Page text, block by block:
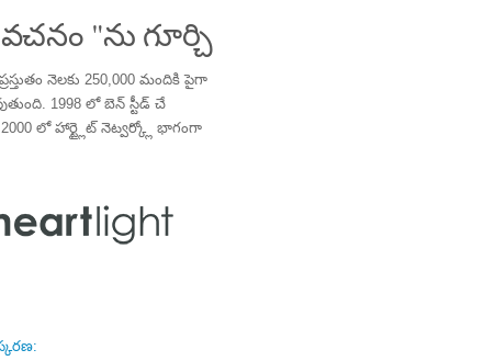
"ను గూర్చి
నెలకు 250,000 మందికి పైగా
1998 లో బెన్ స్టీడ్ చే
లో హార్ట్లైట్ నెట్వర్క్లో భాగంగా